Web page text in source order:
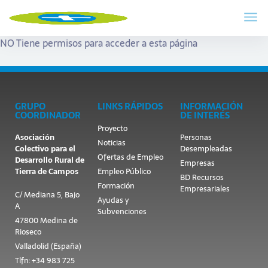
NO Tiene permisos para acceder a esta página
GRUPO
COORDINADOR
Asociación
Colectivo para el
Desarrollo Rural de
Tierra de Campos
C/ Mediana 5, Bajo
A
47800 Medina de
Rioseco
Valladolid (España)
Tlfn: +34 983 725
LINKS RÁPIDOS
Proyecto
Noticias
Ofertas de Empleo
Empleo Público
Formación
Ayudas y
Subvenciones
INFORMACIÓN
DE INTERÉS
Personas
Desempleadas
Empresas
BD Recursos
Empresariales